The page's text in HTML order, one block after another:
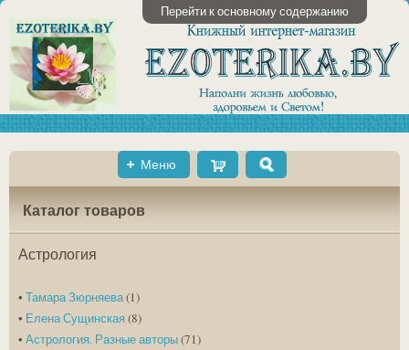
Перейти к основному содержанию
Меню
Cart
Каталог товаров
Астрология
• Тамара Зюрняева(1)
• Елена Сущинская(8)
• Астрология. Разные авторы(71)